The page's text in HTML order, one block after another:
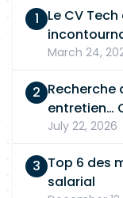
Le CV
March 24,
Recherche
entretien…
July 22, 2026
Top 6 des
salarial